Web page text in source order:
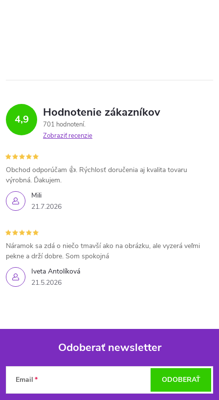
4,9 Hodnotenie zákazníkov
701 hodnotení
Zobraziť recenzie
Mili
21.7.2026
Obchod odporúčam 👍. Rýchlosť doručenia aj kvalita tovaru
výrobná. Ďakujem.
Iveta Antolíková
21.5.2026
Náramok sa zdá o niečo tmavší ako na obrázku, ale vyzerá veľmi
pekne a drží dobre. Som spokojná
Z
á
Odoberať newsletter
Email ODOBERAŤ